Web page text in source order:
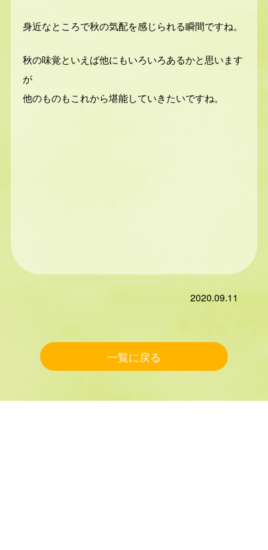
身近なところで秋の気配を感じられる瞬間ですね。
秋の味覚といえば他にもいろいろあるかと思います
が
他のものもこれから堪能していきたいですね。
2020.09.11
一覧に戻る